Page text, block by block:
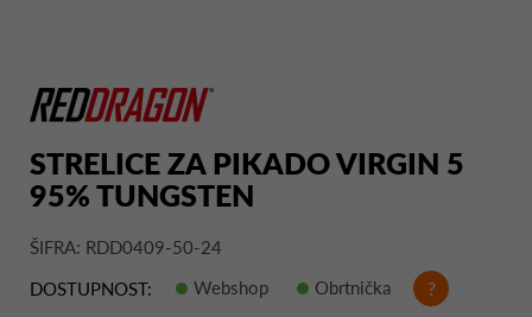
STRELICE ZA PIKADO VIRGIN 5
95% TUNGSTEN
ŠIFRA: RDD0409-50-24
DOSTUPNOST:
Webshop Obrtnička ?